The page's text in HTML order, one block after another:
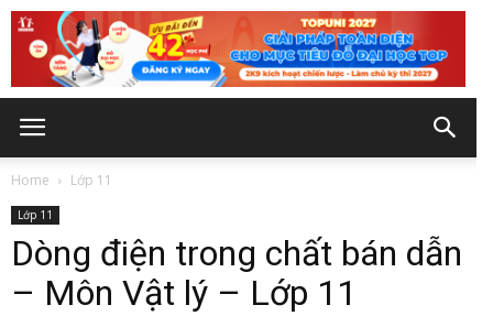
Home Lớp 11
Lớp 11
Dòng điện trong chất bán dẫn
– Môn Vật lý – Lớp 11